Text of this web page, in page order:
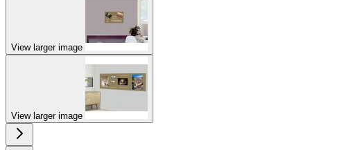
View larger image
View larger image